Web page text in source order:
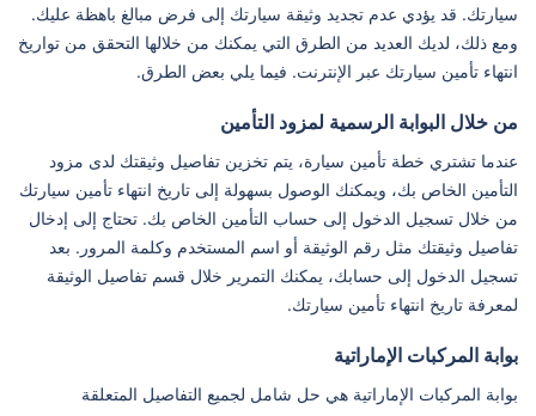
سيارتك. قد يؤدي عدم تجديد وثيقة سيارتك إلى فرض مبالغ باهظة عليك.
ومع ذلك، لديك العديد من الطرق التي يمكنك من خلالها التحقق من تواريخ
انتهاء تأمين سيارتك عبر الإنترنت. فيما يلي بعض الطرق.
من خلال البوابة الرسمية لمزود التأمين
عندما تشتري خطة تأمين سيارة، يتم تخزين تفاصيل وثيقتك لدى مزود
التأمين الخاص بك، ويمكنك الوصول بسهولة إلى تاريخ انتهاء تأمين سيارتك
من خلال تسجيل الدخول إلى حساب التأمين الخاص بك. تحتاج إلى إدخال
تفاصيل وثيقتك مثل رقم الوثيقة أو اسم المستخدم وكلمة المرور. بعد
تسجيل الدخول إلى حسابك، يمكنك التمرير خلال قسم تفاصيل الوثيقة
لمعرفة تاريخ انتهاء تأمين سيارتك.
بوابة المركبات الإماراتية
بوابة المركبات الإماراتية هي حل شامل لجميع التفاصيل المتعلقة